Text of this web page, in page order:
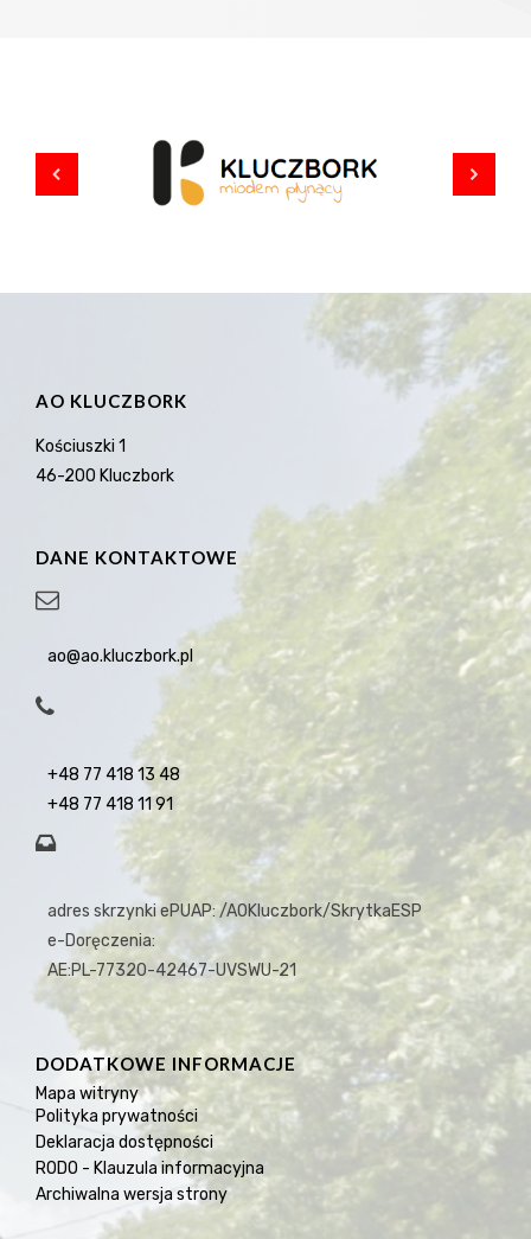
AO KLUCZBORK
Kościuszki 1
46-200 Kluczbork
DANE KONTAKTOWE
ao@ao.kluczbork.pl
+48 77 418 13 48
+48 77 418 11 91
adres skrzynki ePUAP: /AOKluczbork/SkrytkaESP
e-Doręczenia:
AE:PL-77320-42467-UVSWU-21
DODATKOWE INFORMACJE
Mapa witryny
Polityka prywatności
Deklaracja dostępności
RODO - Klauzula informacyjna
Archiwalna wersja strony